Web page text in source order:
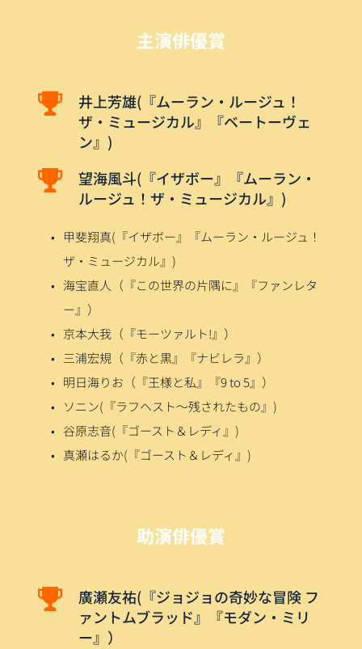
主演俳優賞
井上芳雄(『ムーラン・ルージュ！
ザ・ミュージカル』『ベートーヴェ
ン』)
望海風斗(『イザボー』『ムーラン・
ルージュ！ザ・ミュージカル』)
甲斐翔真(『イザボー』『ムーラン・ルージュ！
ザ・ミュージカル』)
海宝直人（『この世界の片隅に』『ファンレタ
ー』）
京本大我（『モーツァルト!』）
三浦宏規（『赤と黒』『ナビレラ』）
明日海りお（『王様と私』『9 to 5』）
ソニン(『ラフヘスト～残されたもの』)
谷原志音(『ゴースト＆レディ』)
真瀬はるか(『ゴースト＆レディ』)
助演俳優賞
廣瀬友祐(『ジョジョの奇妙な冒険 フ
ァントムブラッド』『モダン・ミリ
ー』）